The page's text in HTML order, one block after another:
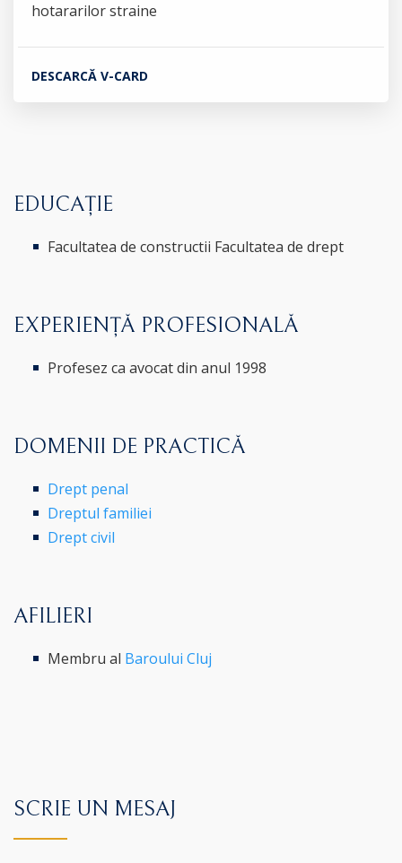
hotararilor straine
DESCARCĂ V-CARD
EDUCAȚIE
Facultatea de constructii Facultatea de drept
EXPERIENȚĂ PROFESIONALĂ
Profesez ca avocat din anul 1998
DOMENII DE PRACTICĂ
Drept penal
Dreptul familiei
Drept civil
AFILIERI
Membru al Baroului Cluj
SCRIE UN MESAJ